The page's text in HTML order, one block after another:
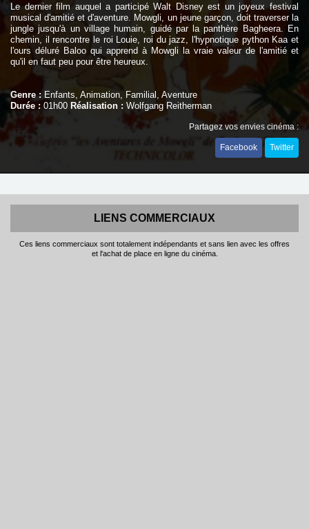
Le dernier film auquel a participé Walt Disney est un joyeux festival
musical d'amitié et d'aventure. Mowgli, un jeune garçon, doit traverser la
jungle jusqu'à un village humain, guidé par la panthère Bagheera. En
chemin, il rencontre le roi Louie, roi du jazz, l'hypnotique python Kaa et
l'ours déluré Baloo qui apprend à Mowgli la vraie valeur de l'amitié et
qu'il en faut peu pour être heureux.
Genre : Enfants, Animation, Familial, Aventure
Durée : 01h00 Réalisation : Wolfgang Reitherman
Partagez vos envies cinéma :
Facebook Twitter
LIENS COMMERCIAUX
Ces liens commerciaux sont totalement indépendants et sans lien avec les offres
et l'achat de place en ligne du cinéma.